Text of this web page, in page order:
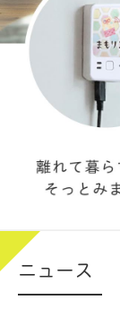
ニュース